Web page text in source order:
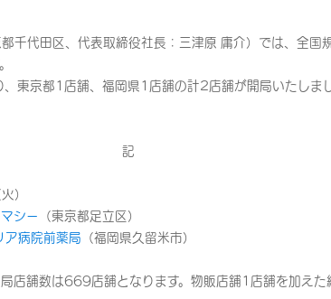
千代田区、代表取締役社長：三津原 庸介）では、全国
京都1店舗、福岡県1店舗の計2店舗が開局いたしま
記
）
シー
（東京都足立区）
ア病院前薬局 （福岡県久留米市）
店舗数は669店舗となります。物販店舗1店舗を加え